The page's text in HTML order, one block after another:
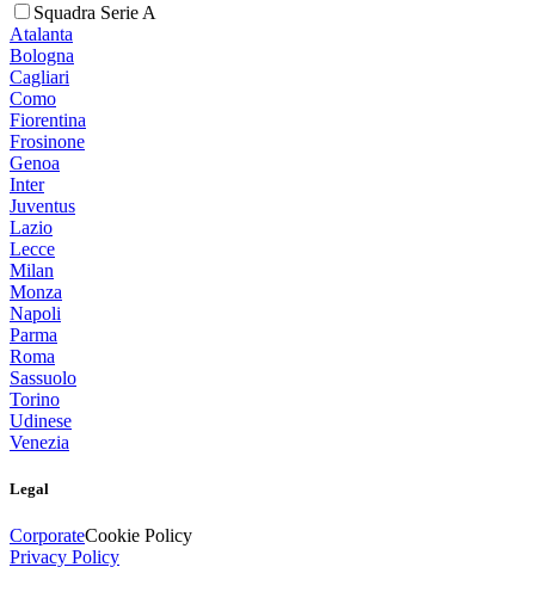
Squadra Serie A
Atalanta
Bologna
Cagliari
Como
Fiorentina
Frosinone
Genoa
Inter
Juventus
Lazio
Lecce
Milan
Monza
Napoli
Parma
Roma
Sassuolo
Torino
Udinese
Venezia
Legal
CorporateCookie Policy
Privacy Policy